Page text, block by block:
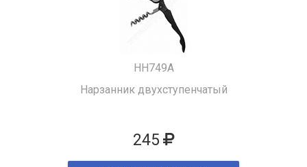
HH749A
Нарзанник двухступенчатый
245